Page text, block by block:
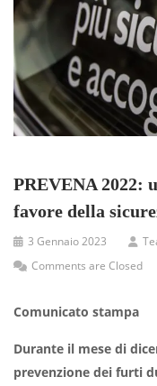
PREVENA 2022:
favore della
3 Gennaio 2023
Comments are Closed
Comunicato stampa
Durante il mese di
prevenzione dei furti